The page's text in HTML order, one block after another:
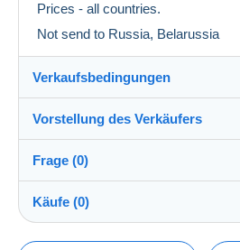
Prices - all countries.
Not send to Russia, Belarussia
Verkaufsbedingungen
Verkaufsbedingungen im Detail
Versand nach Zahlung innerhalb
Vorstellung des Verkäufers
julius10100%
Shop
Frage (0)
Käufe (0)